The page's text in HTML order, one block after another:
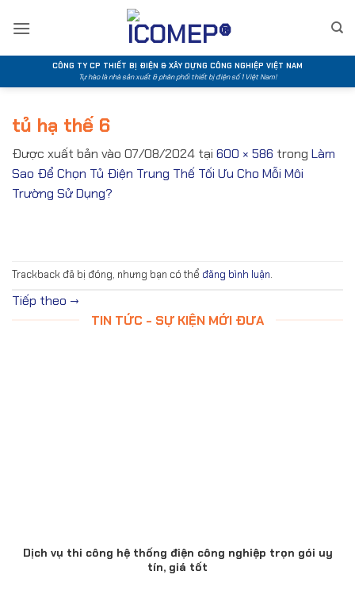
qua
CÔNG TY CP THIẾT BỊ ĐIỆN & XÂY DỰNG CÔNG NGHIỆP VIỆT NAM
Tự hào là nhà sản xuất & phân phối thiết bị điện số 1 Việt Nam!
tủ hạ thế 6
Được xuất bản vào 07/08/2024 tại 600 × 586 trong Làm
Sao Để Chọn Tủ Điện Trung Thế Tối Ưu Cho Mỗi Môi
Trường Sử Dụng?
Trackback đã bị đóng, nhưng bạn có thể đăng bình luận.
Tiếp theo →
TIN TỨC - SỰ KIỆN MỚI ĐƯA
Dịch vụ thi công hệ thống điện công nghiệp trọn gói uy
tín, giá tốt